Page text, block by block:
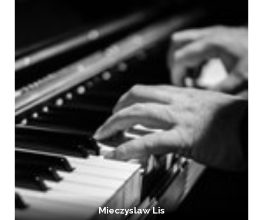
Mieczyslaw Lis